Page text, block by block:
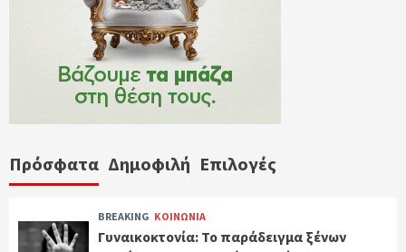
Πρόσφατα Δημοφιλή Επιλογές
BREAKING ΚΟΙΝΩΝΙΑ
Γυναικοκτονία: Το παράδειγμα ξένων